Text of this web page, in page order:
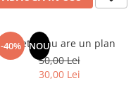
-40% NOU
Sufletul tau are un plan
50,00 Lei
30,00 Lei